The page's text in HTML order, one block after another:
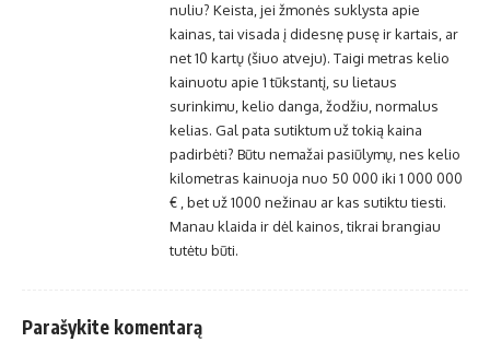
nuliu? Keista, jei žmonės suklysta apie
kainas, tai visada į didesnę pusę ir kartais, ar
net 10 kartų (šiuo atveju). Taigi metras kelio
kainuotu apie 1 tūkstantį, su lietaus
surinkimu, kelio danga, žodžiu, normalus
kelias. Gal pata sutiktum už tokią kaina
padirbėti? Būtu nemažai pasiūlymų, nes kelio
kilometras kainuoja nuo 50 000 iki 1 000 000
€ , bet už 1000 nežinau ar kas sutiktu tiesti.
Manau klaida ir dėl kainos, tikrai brangiau
tutėtu būti.
Parašykite komentarą